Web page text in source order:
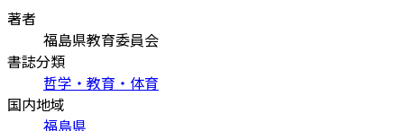
著者
福島県教育委員会
書誌分類
哲学・教育・体育
国内地域
福島県